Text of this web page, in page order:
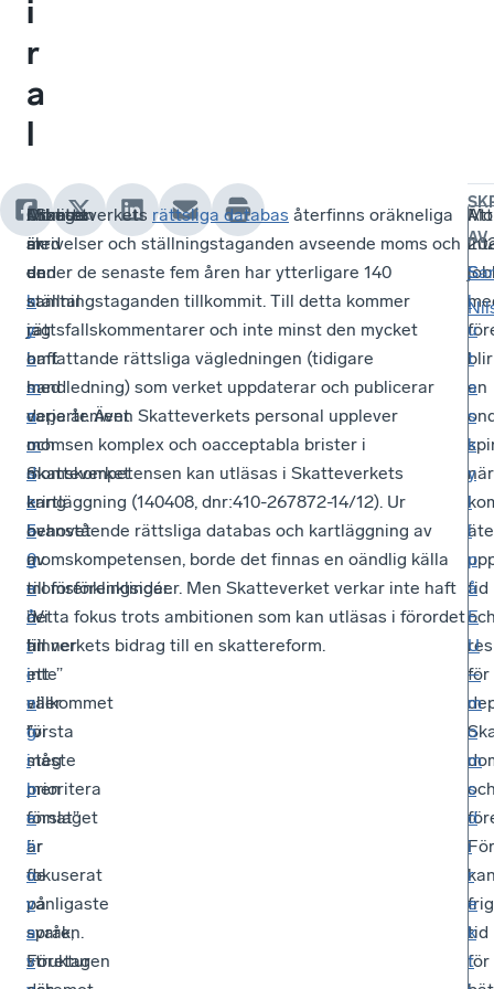
i
r
a
l
Otaliga
är
de
samtal
jag
haft
med
departement
och
Skatteverket
kring
behovet
av
momsförenklingar.
”Vi
hinner
inte”
eller
”vi
måste
prioritera
annat”
är
de
vanligaste
svaren.
Företagen
Arbetet
med
den
n
y
a
m
o
m
s
l
a
g
e
n
är
ett
välkommet
första
steg
men
förslaget
är
fokuserat
på
språk,
struktur
Momsen
är
en
k
r
i
s
a
n
d
e
5
0
-
å
r
i
n
g
i
b
e
h
o
v
a
v
I Skatteverkets rättsliga databas återfinns oräkneliga
skrivelser och ställningstaganden avseende moms och
under de senaste fem åren har ytterligare 140
ställningstaganden tillkommit. Till detta kommer
rättsfallskommentarer och inte minst den mycket
omfattande rättsliga vägledningen (tidigare
handledning) som verket uppdaterar och publicerar
varje år. Även Skatteverkets personal upplever
momsen komplex och oacceptabla brister i
momskompetensen kan utläsas i Skatteverkets
kartläggning (140408, dnr:410-267872-14/12). Ur
ovanstående rättsliga databas och kartläggning av
momskompetensen, borde det finnas en oändlig källa
till förenklingsidéer. Men Skatteverket verkar inte haft
detta fokus trots ambitionen som kan utläsas i förordet
till verkets bidrag till en skattereform.
Att
blir
en
när
tid
för
tid
för
S
l
u
t
a
s
k
y
l
l
p
å
E
U
–
m
o
m
s
d
i
r
e
k
t
AV